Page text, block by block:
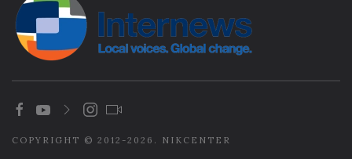
COPYRIGHT © 2012-2026. NIKCENTER